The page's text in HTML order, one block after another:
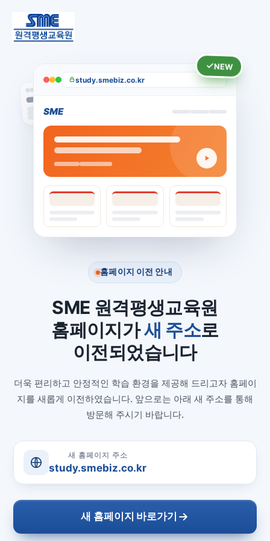
홈페이지 이전 안내
SME 원격평생교육원
홈페이지가새 주소로
이전되었습니다
더욱 편리하고 안정적인 학습 환경을 제공해 드리고자 홈페이
지를 새롭게 이전하였습니다. 앞으로는 아래 새 주소를 통해
방문해 주시기 바랍니다.
새 홈페이지 주소
study.smebiz.co.kr
새 홈페이지 바로가기
NEW
study.smebiz.co.kr
SME